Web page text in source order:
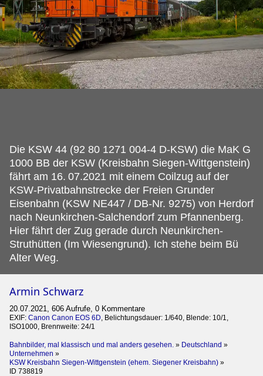
Die KSW 44 (92 80 1271 004-4 D-KSW) die MaK G
1000 BB der KSW (Kreisbahn Siegen-Wittgenstein)
fährt am 16. 07.2021 mit einem Coilzug auf der
KSW-Privatbahnstrecke der Freien Grunder
Eisenbahn (KSW NE447 / DB-Nr. 9275) von Herdorf
nach Neunkirchen-Salchendorf zum Pfannenberg.
Hier fährt der Zug gerade durch Neunkirchen-
Struthütten (Im Wiesengrund). Ich stehe beim Bü
Alter Weg.
Armin Schwarz
20.07.2021, 606 Aufrufe, 0 Kommentare
EXIF: Canon Canon EOS 6D, Belichtungsdauer: 1/640, Blende: 10/1,
ISO1000, Brennweite: 24/1
Bahnbilder, mal klassisch und mal anders gesehen. » Deutschland »
Unternehmen »
KSW Kreisbahn Siegen-Wittgenstein (ehem. Siegener Kreisbahn) »
ID 738819